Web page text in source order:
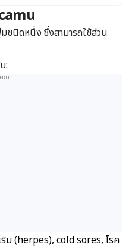
หน
ปแบบใดบ้าง
ชนิดหนึ่ง ซึ่งสามารถใช้ส่วน
:
ณา
ริม (herpes), cold sores, โรค